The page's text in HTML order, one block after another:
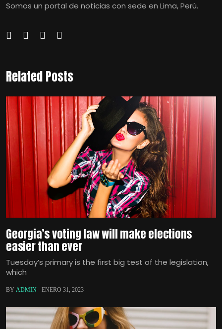
Somos un portal de noticias con sede en Lima, Perú.
Related Posts
Georgia’s voting law will make elections
easier than ever
Tuesday’s primary is the first big test of the legislation,
which
BY ADMIN ENERO 31, 2023